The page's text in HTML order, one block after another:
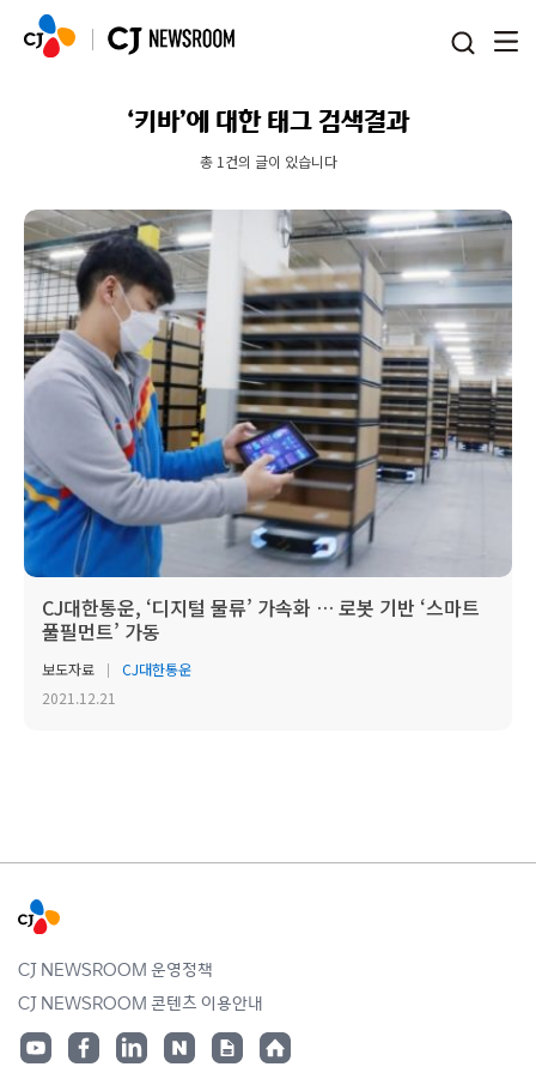
‘키바’에 대한 태그 검색결과
총 1건의 글이 있습니다
CJ대한통운, ‘디지털 물류’ 가속화 … 로봇 기반 ‘스마트
풀필먼트’ 가동
보도자료
CJ대한통운
2021.12.21
CJ NEWSROOM 운영정책
CJ NEWSROOM 콘텐츠 이용안내